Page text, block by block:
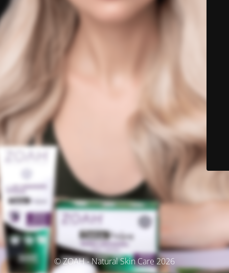
© ZOAH - Natural Skin Care 2026